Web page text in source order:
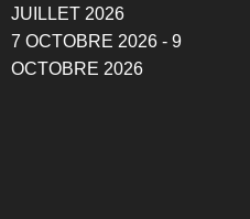
JUILLET 2026
7 OCTOBRE 2026 - 9
OCTOBRE 2026